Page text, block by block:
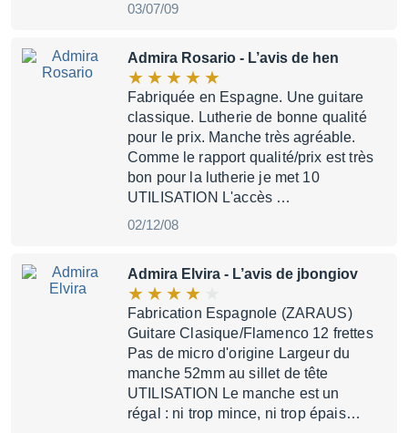
03/07/09
Admira Rosario - L’avis de hen
Fabriquée en Espagne. Une guitare
classique. Lutherie de bonne qualité
pour le prix. Manche très agréable.
Comme le rapport qualité/prix est très
bon pour la lutherie je met 10
UTILISATION L'accès …
02/12/08
Admira Elvira - L’avis de jbongiov
Fabrication Espagnole (ZARAUS)
Guitare Clasique/Flamenco 12 frettes
Pas de micro d'origine Largeur du
manche 52mm au sillet de tête
UTILISATION Le manche est un
régal : ni trop mince, ni trop épais…